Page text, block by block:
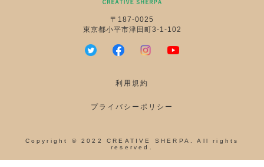
〒187-0025
東京都小平市津田町3-1-102
利用規約
プライバシーポリシー
Copyright © 2022 CREATIVE SHERPA. All rights
reserved.